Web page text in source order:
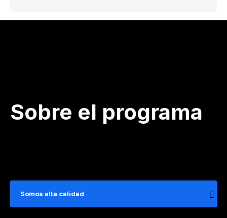
Sobre el programa
Somos alta calidad